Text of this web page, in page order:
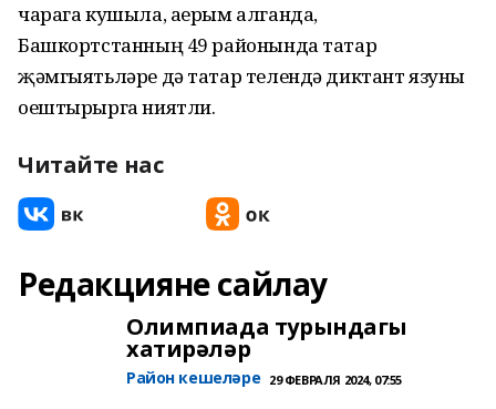
чарага кушыла, аерым алганда,
Башкортстанның 49 районында татар
җәмгыятьләре дә татар телендә диктант язуны
оештырырга ниятли.
Читайте нас
Редакцияне сайлау
Олимпиада турындагы
хатирәләр
Район кешеләре 29 ФЕВРАЛЯ 2024, 07:55